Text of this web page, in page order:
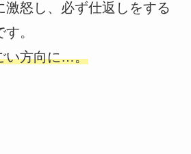
激怒し、必ず仕返しをする
。
い方向に…。